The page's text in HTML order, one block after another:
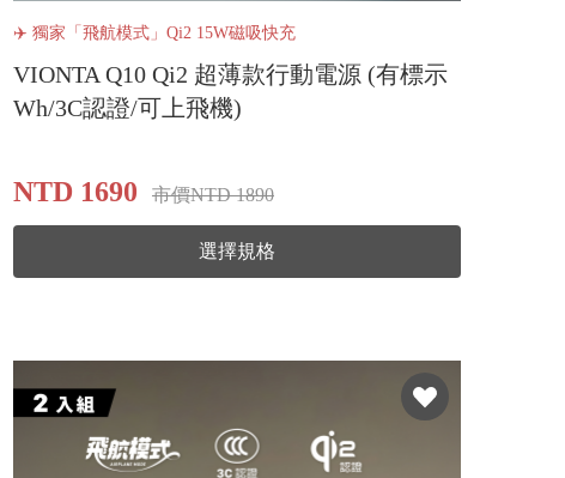
✈️ 獨家「飛航模式」Qi2 15W磁吸快充
VIONTA Q10 Qi2 超薄款行動電源 (有標示
Wh/3C認證/可上飛機)
NTD 1690 市價NTD 1890
選擇規格